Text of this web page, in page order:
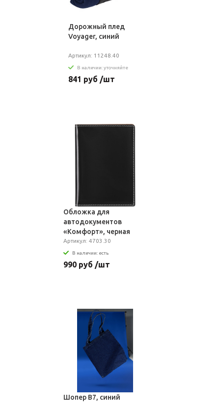
Дорожный плед
Voyager, синий
Артикул: 11248.40
В наличии: уточняйте
841 руб /шт
Обложка для
автодокументов
«Комфорт», черная
Артикул: 4703.30
В наличии: есть
990 руб /шт
Шопер B7, синий